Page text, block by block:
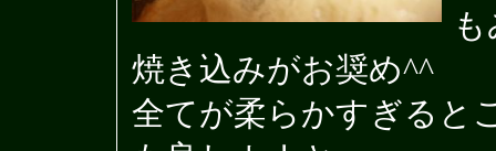
焼き込みがお奨め^^
全てが柔らかすぎると